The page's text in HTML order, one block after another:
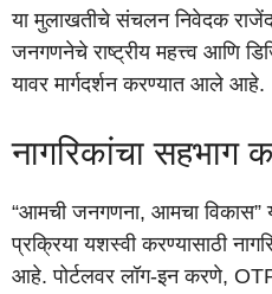
या मुलाखतीचे संचलन निवेदक
जनगणनेचे राष्ट्रीय महत्त्व आणि
यावर मार्गदर्शन करण्यात आले आहे.
नागरिकांचा सहभाग
“आमची जनगणना, आमचा विकास”
प्रक्रिया यशस्वी करण्यासाठी
आहे. पोर्टलवर लॉग-इन करणे,